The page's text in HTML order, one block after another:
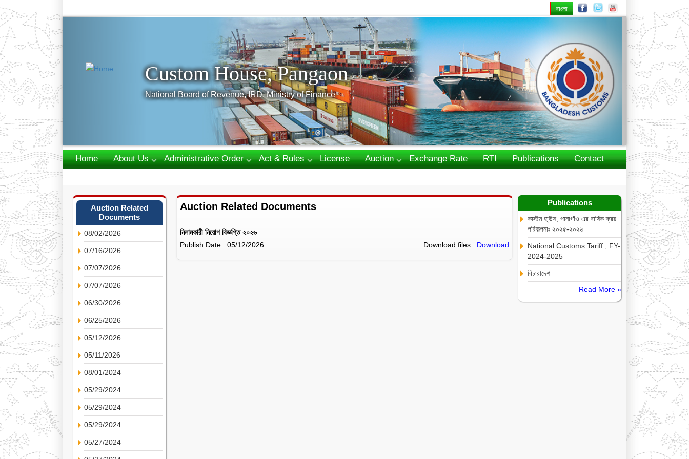
বাংলা
Next
Custom House, Pangaon
National Board of Revenue, IRD, Ministry of Finance
Home About Us Administrative Order Act & Rules License Auction Exchange Rate RTI Publications
Contact
Auction Related
Documents
08/02/2026
07/16/2026
07/07/2026
07/07/2026
06/30/2026
06/25/2026
05/12/2026
05/11/2026
08/01/2024
05/29/2024
05/29/2024
05/29/2024
05/27/2024
Auction Related Documents
নিলামকারী নিয়োগ বিজ্ঞপ্তি ২০২৬
Publish Date : 05/12/2026
Download files : Download
Publications
কাস্টম হা্উস, পানাগাঁও এর বার্ষিক ক্রয়
পরিকল্পনাঃ ২০২৫-২০২৬
National Customs Tariff , FY-
2024-2025
বিচারাদেশ
Read More »